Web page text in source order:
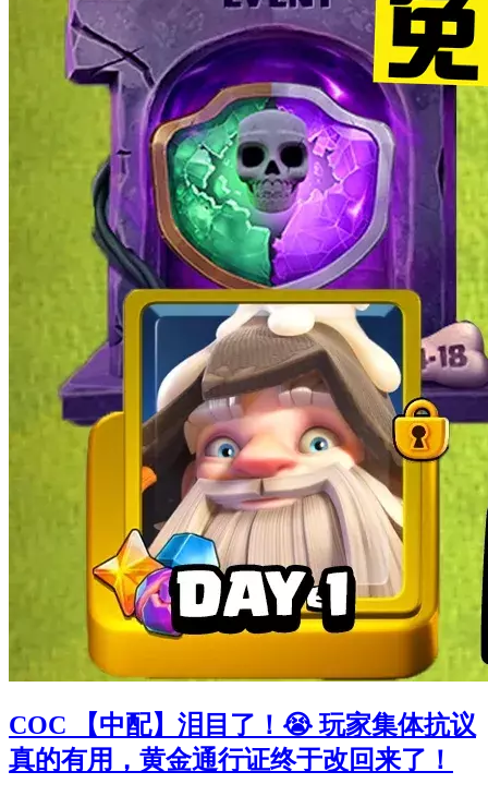
COC 【中配】泪目了！😭 玩家集体抗议
真的有用，黄金通行证终于改回来了！